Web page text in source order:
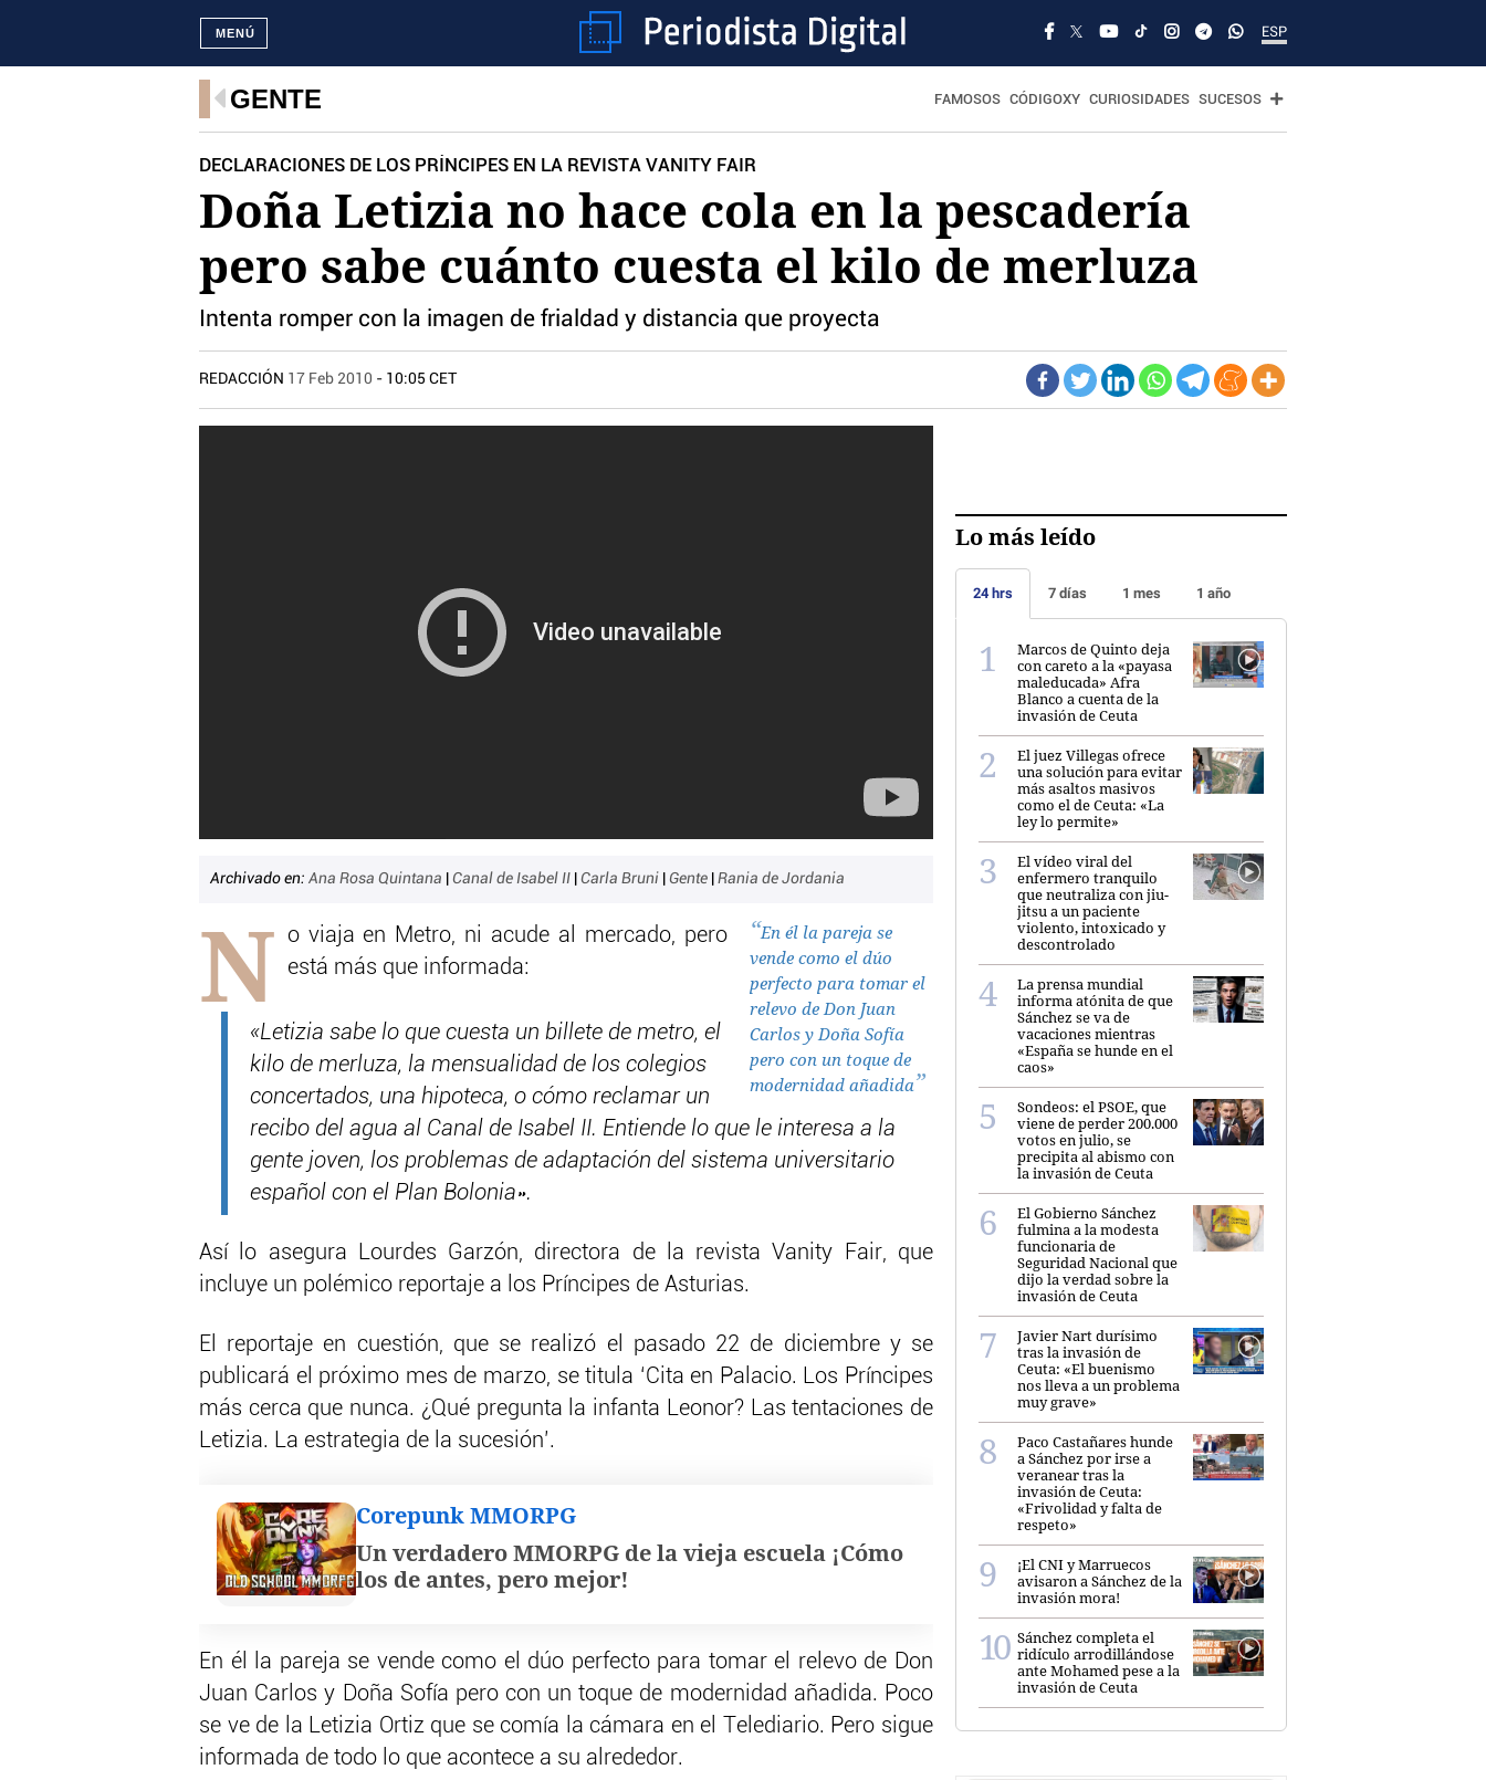
ESP
MENÚ
GENTE FAMOSOS CÓDIGOXY CURIOSIDADES SUCESOS
DECLARACIONES DE LOS PRÍNCIPES EN LA REVISTA VANITY FAIR
Doña Letizia no hace cola en la pescadería
pero sabe cuánto cuesta el kilo de merluza
Intenta romper con la imagen de frialdad y distancia que proyecta
REDACCIÓN 17 Feb 2010 - 10:05 CET
Archivado en: Ana Rosa Quintana Canal de Isabel II Carla Bruni Gente Rania de Jordania
En él la pareja se
vende como el dúo
perfecto para tomar el
relevo de Don Juan
Carlos y Doña Sofía
pero con un toque de
modernidad añadida
N o viaja en Metro, ni acude al mercado, pero
está más que informada:
«Letizia sabe lo que cuesta un billete de metro, el
kilo de merluza, la mensualidad de los colegios
concertados, una hipoteca, o cómo reclamar un
recibo del agua al Canal de Isabel II. Entiende lo que le interesa a la
gente joven, los problemas de adaptación del sistema universitario
español con el Plan Bolonia».
Así lo asegura Lourdes Garzón, directora de la revista Vanity Fair, que
incluye un polémico reportaje a los Príncipes de Asturias.
El reportaje en cuestión, que se realizó el pasado 22 de diciembre y se
publicará el próximo mes de marzo, se titula ‘Cita en Palacio. Los Príncipes
más cerca que nunca. ¿Qué pregunta la infanta Leonor? Las tentaciones de
Letizia. La estrategia de la sucesión’.
Corepunk MMORPG
Un verdadero MMORPG de la vieja escuela ¡Cómo
los de antes, pero mejor!
En él la pareja se vende como el dúo perfecto para tomar el relevo de Don
Juan Carlos y Doña Sofía pero con un toque de modernidad añadida. Poco
se ve de la Letizia Ortiz que se comía la cámara en el Telediario. Pero sigue
informada de todo lo que acontece a su alrededor.
Lo más leído
24 hrs 7 días 1 mes 1 año
Marcos de Quinto deja
con careto a la «payasa
maleducada» Afra
Blanco a cuenta de la
invasión de Ceuta
El juez Villegas ofrece
una solución para evitar
más asaltos masivos
como el de Ceuta: «La
ley lo permite»
El vídeo viral del
enfermero tranquilo
que neutraliza con jiu-
jitsu a un paciente
violento, intoxicado y
descontrolado
La prensa mundial
informa atónita de que
Sánchez se va de
vacaciones mientras
«España se hunde en el
caos»
Sondeos: el PSOE, que
viene de perder 200.000
votos en julio, se
precipita al abismo con
la invasión de Ceuta
El Gobierno Sánchez
fulmina a la modesta
funcionaria de
Seguridad Nacional que
dijo la verdad sobre la
invasión de Ceuta
Javier Nart durísimo
tras la invasión de
Ceuta: «El buenismo
nos lleva a un problema
muy grave»
Paco Castañares hunde
a Sánchez por irse a
veranear tras la
invasión de Ceuta:
«Frivolidad y falta de
respeto»
¡El CNI y Marruecos
avisaron a Sánchez de la
invasión mora!
Sánchez completa el
ridículo arrodillándose
ante Mohamed pese a la
invasión de Ceuta